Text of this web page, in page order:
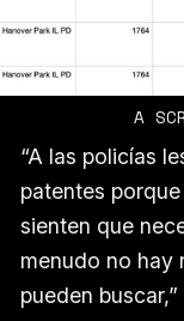
A
“A las policías
patentes
sienten que
menudo no hay
pueden